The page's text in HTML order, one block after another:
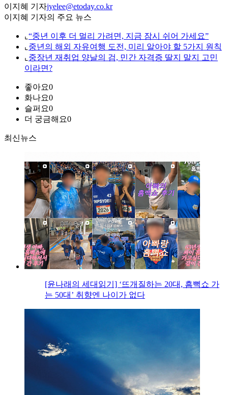
이지혜 기자jyelee@etoday.co.kr
이지혜 기자의 주요 뉴스
⌞ “중년 이후 더 멀리 가려면, 지금 잠시 쉬어 가세요”
⌞ 중년의 해외 자유여행 도전, 미리 알아야 할 5가지 원칙
⌞ 중장년 재취업 양날의 검, 민간 자격증 딸지 말지 고민
이라면?
좋아요0
화나요0
슬퍼요0
더 궁금해요0
최신뉴스
[윤나래의 세대읽기] ‘뜨개질하는 20대, 흠뻑쇼 가
는 50대’ 취향엔 나이가 없다